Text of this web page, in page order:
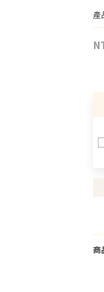
產
商